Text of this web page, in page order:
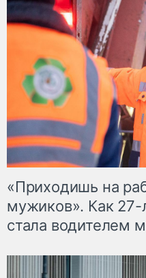
«Приходишь на
мужиков». Как 27-
стала водителем